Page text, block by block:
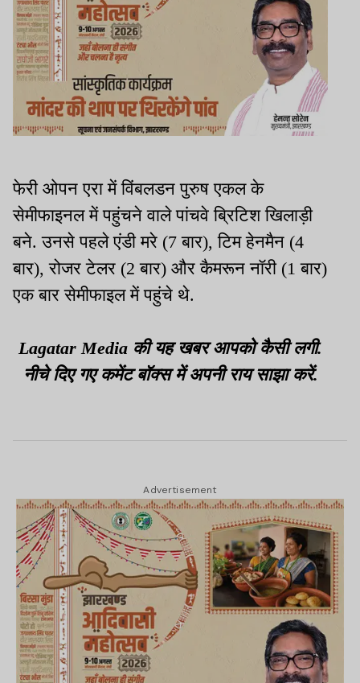
फेरी ओपन एरा में विंबलडन पुरुष एकल के
सेमीफाइनल में पहुंचने वाले पांचवे ब्रिटिश खिलाड़ी
बने. उनसे पहले एंडी मरे (7 बार), टिम हेनमैन (4
बार), रोजर टेलर (2 बार) और कैमरून नॉरी (1 बार)
एक बार सेमीफाइल में पहुंचे थे.
Lagatar Media की यह खबर आपको कैसी लगी.
नीचे दिए गए कमेंट बॉक्स में अपनी राय साझा करें.
Advertisement